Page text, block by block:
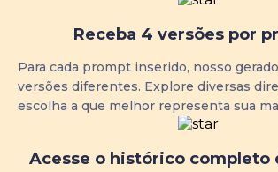
Receba 4 versões por
Para cada prompt inserido, nosso
versões diferentes. Explore diversas
escolha a que melhor representa sua
Acesse o histórico completo